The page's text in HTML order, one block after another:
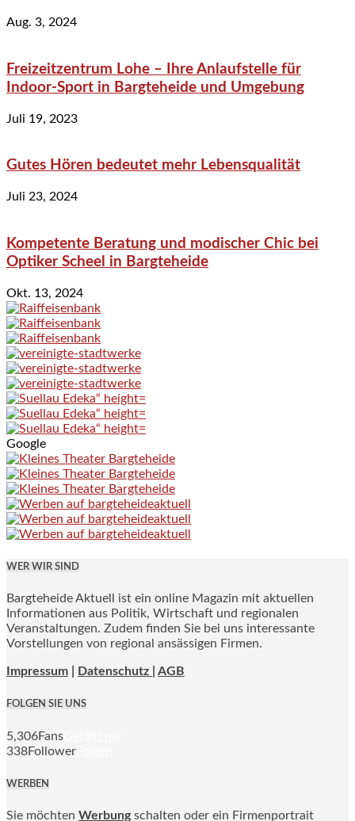
Aug. 3, 2024
Freizeitzentrum Lohe – Ihre Anlaufstelle für
Indoor-Sport in Bargteheide und Umgebung
Juli 19, 2023
Gutes Hören bedeutet mehr Lebensqualität
Juli 23, 2024
Kompetente Beratung und modischer Chic bei
Optiker Scheel in Bargteheide
Okt. 13, 2024
Google
WER WIR SIND
Bargteheide Aktuell ist ein online Magazin mit aktuellen
Informationen aus Politik, Wirtschaft und regionalen
Veranstaltungen. Zudem finden Sie bei uns interessante
Vorstellungen von regional ansässigen Firmen.
Impressum Datenschutz | AGB
FOLGEN SIE UNS
5,306Fans
338Follower
WERBEN
Sie möchten Werbung schalten oder ein Firmenportrait